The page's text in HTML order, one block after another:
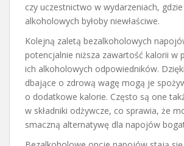
czy uczestnictwo w wydarzeniach,
alkoholowych byłoby niewłaściwe.
Kolejną zaletą bezalkoholowych
potencjalnie niższa zawartość kalorii w
ich alkoholowych odpowiedników.
dbające o zdrową wagę mogą je
o dodatkowe kalorie. Często są one
w składniki odżywcze, co sprawia, że
smaczną alternatywę dla napojów